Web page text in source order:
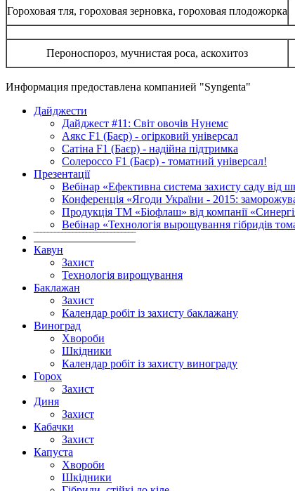
Гороховая тля, гороховая зерновка, гороховая плодожорка
Пероноспороз, мучнистая роса, аскохитоз
Информация предоставлена компанией "Syngenta"
Дайджести
Дайджест #11: Світ овочів Нунемс
Аякс F1 (Баєр) - огірковий універсал
Сатіна F1 (Баєр) - надійна підтримка
Солероссо F1 (Баєр) - томатний універсал!
Презентації
Вебінар «Ефективна система захисту саду від
Конференція «Ягоди України - 2015:
Продукція ТМ «Біофлаш» від компанії
Вебінар «Технологія вырощування гібридів
Кавун
Захист
Технологія вирощування
Баклажан
Захист
Календар робіт із захисту баклажану
Виноград
Хвороби
Шкідники
Календар робіт із захисту винограду
Горох
Захист
Диня
Захист
Кабачки
Захист
Капуста
Хвороби
Шкідники